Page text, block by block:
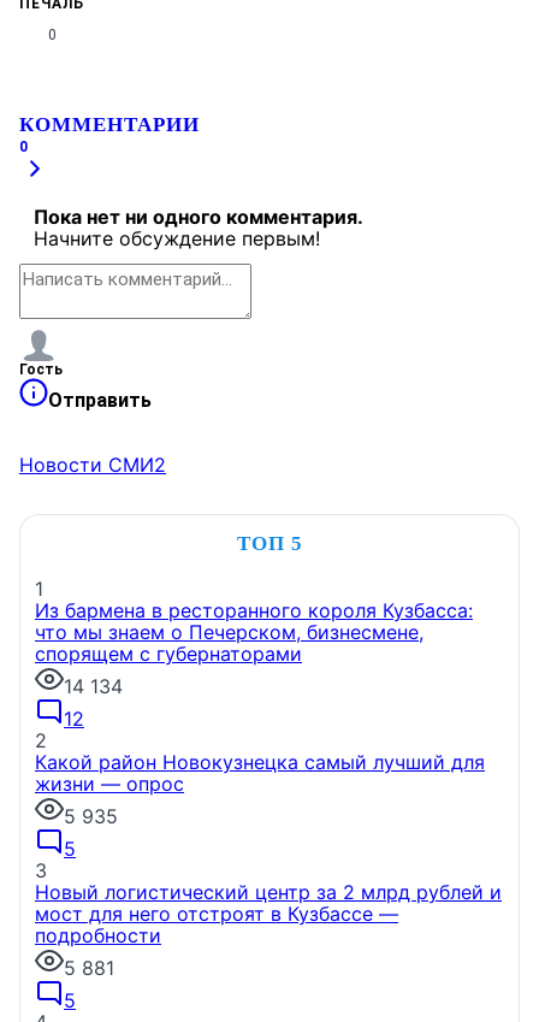
ПЕЧАЛЬ
0
КОММЕНТАРИИ
0
Пока нет ни одного комментария.
Начните обсуждение первым!
Гость
Отправить
Новости СМИ2
ТОП 5
1
Из бармена в ресторанного короля Кузбасса:
что мы знаем о Печерском, бизнесмене,
спорящем с губернаторами
14 134
12
2
Какой район Новокузнецка самый лучший для
жизни — опрос
5 935
5
3
Новый логистический центр за 2 млрд рублей и
мост для него отстроят в Кузбассе —
подробности
5 881
5